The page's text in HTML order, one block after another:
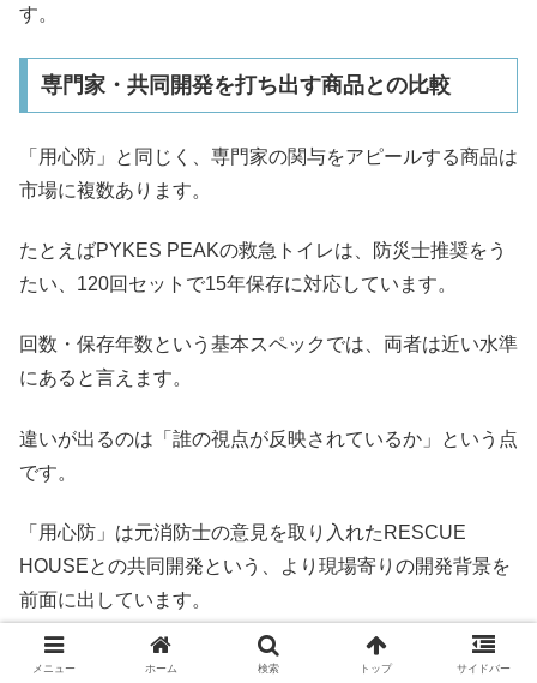
す。
専門家・共同開発を打ち出す商品との比較
「用心防」と同じく、専門家の関与をアピールする商品は
市場に複数あります。
たとえばPYKES PEAKの救急トイレは、防災士推奨をう
たい、120回セットで15年保存に対応しています。
回数・保存年数という基本スペックでは、両者は近い水準
にあると言えます。
違いが出るのは「誰の視点が反映されているか」という点
です。
「用心防」は元消防士の意見を取り入れたRESCUE
HOUSEとの共同開発という、より現場寄りの開発背景を
前面に出しています。
防災士監修か、元消防士の現場目線か、どちらに信頼を置
メニュー ホーム 検索 トップ サイドバー